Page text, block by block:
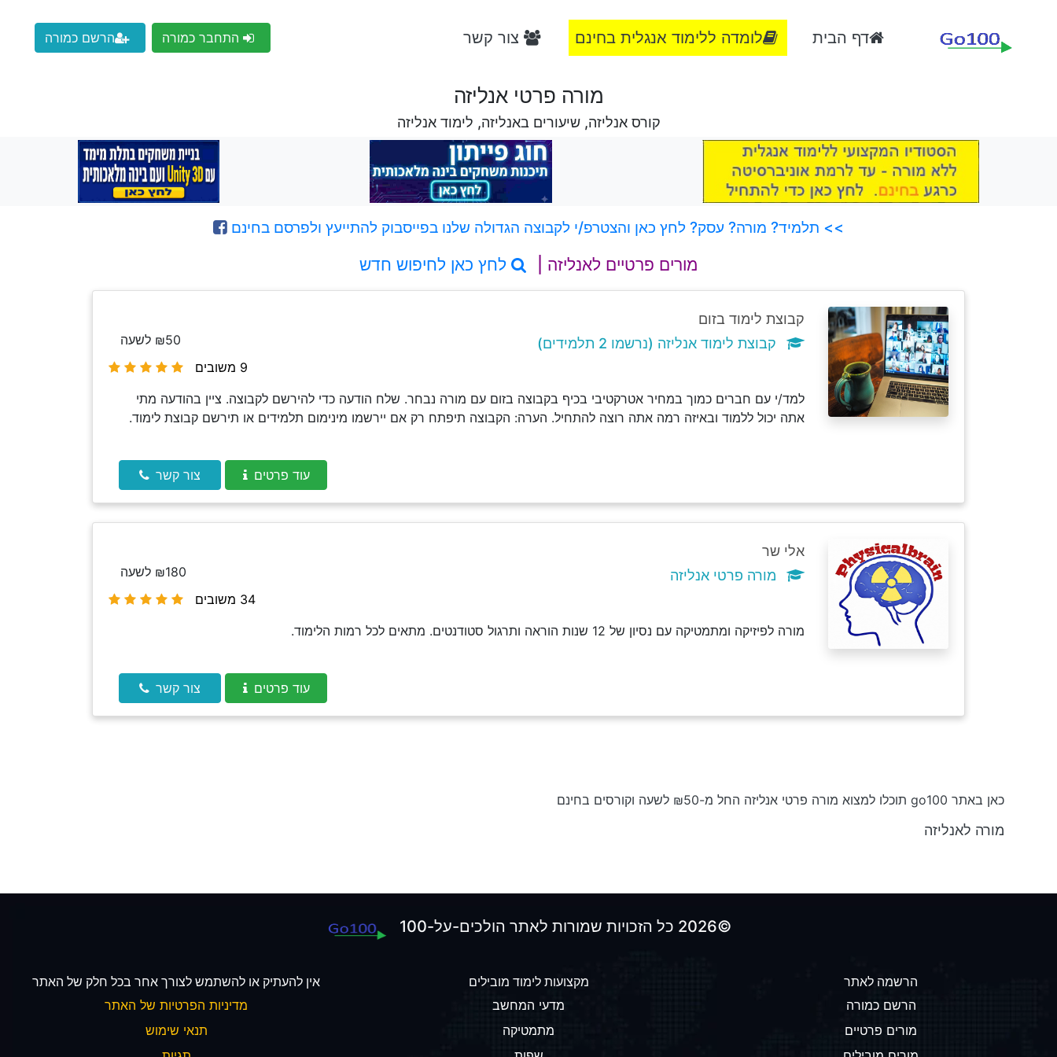
דף הבית לומדה ללימוד אנגלית בחינם צור קשר התחבר כמורה הרשם כמורה
מורה פרטי אנליזה
קורס אנליזה, שיעורים באנליזה, לימוד אנליזה
>> תלמיד? מורה? עסק? לחץ כאן והצטרפ/י לקבוצה הגדולה שלנו בפייסבוק להתייעץ ולפרסם בחינם
מורים פרטיים לאנליזה | לחץ כאן לחיפוש חדש
קבוצת לימוד בזום
קבוצת לימוד אנליזה (נרשמו 2 תלמידים)
9 משובים
₪50 לשעה
למד/י עם חברים כמוך במחיר אטרקטיבי בכיף בקבוצה בזום עם מורה נבחר. שלח הודעה כדי להירשם לקבוצה. ציין בהודעה מתי
אתה יכול ללמוד ובאיזה רמה אתה רוצה להתחיל. הערה: הקבוצה תיפתח רק אם יירשמו מינימום תלמידים או תירשם קבוצת לימוד.
עוד פרטים צור קשר
אלי שר
מורה פרטי אנליזה
34 משובים
₪180 לשעה
מורה לפיזיקה ומתמטיקה עם נסיון של 12 שנות הוראה ותרגול סטודנטים. מתאים לכל רמות הלימוד.
עוד פרטים צור קשר
כאן באתר go100 תוכלו למצוא מורה פרטי אנליזה החל מ-₪50 לשעה וקורסים בחינם
מורה לאנליזה
©2026 כל הזכויות שמורות לאתר הולכים-על-100
הרשמה לאתר
הרשם כמורה
מורים פרטיים
מקצועות לימוד מובילים
מדעי המחשב
מתמטיקה
אין להעתיק או להשתמש לצורך אחר בכל חלק של האתר
מדיניות הפרטיות של האתר
תנאי שימוש